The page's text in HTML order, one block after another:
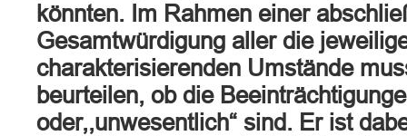
könnten. Im Rahmen einer
Gesamtwürdigung aller die
charakterisierenden Umstände
beurteilen, ob die
oder,,unwesentlich“ sind. Er ist